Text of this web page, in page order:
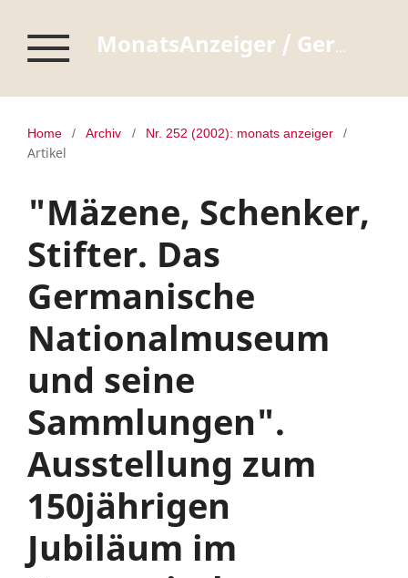
MonatsAnzeiger / Germanisches Nationalmuseum Nürnberg
Home / Archiv / Nr. 252 (2002): monats anzeiger /
Artikel
"Mäzene, Schenker,
Stifter. Das
Germanische
Nationalmuseum
und seine
Sammlungen".
Ausstellung zum
150jährigen
Jubiläum im